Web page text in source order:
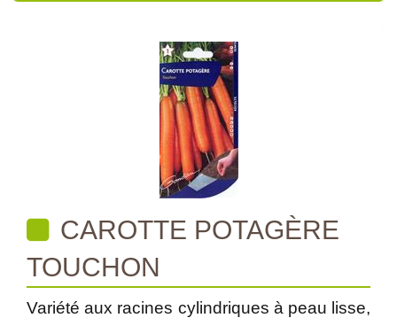
CAROTTE POTAGÈRE
TOUCHON
Variété aux racines cylindriques à peau lisse,